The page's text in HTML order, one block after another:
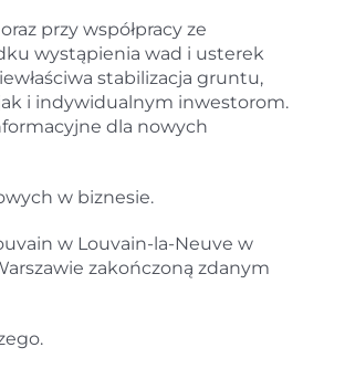
przy współpracy ze
wystąpienia wad i usterek
stabilizacja gruntu,
i indywidualnym inwestorom.
dla nowych
w biznesie.
w Louvain-la-Neuve w
zakończoną zdanym